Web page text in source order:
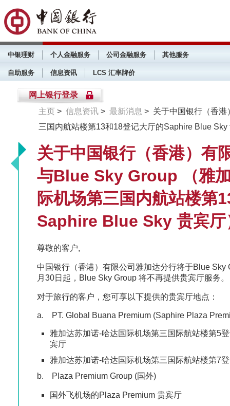
中银理财 个人金融服务 公司金融服务 其他服务
自助服务 信息资讯 LCS 汇率牌价
网上银行登录
主页 > 信息资讯 > 最新消息 > 关于中国银行（香港
三国内航站楼第13和18登记大厅的Saphire Blue
关于中国银行（香港）有
与Blue Sky Group （雅
际机场第三国内航站楼第
Saphire Blue Sky 贵宾厅
尊敬的客户,
中国银行（香港）有限公司雅加达分行将于Blue
月30日起，Blue Sky Group 将不再提供贵宾厅服务。
对于旅行的客户，您可享以下提供的贵宾厅地点：
a. PT. Global Buana Premium (Saphire Plaza
雅加达苏加诺-哈达国际机场第三国际航站楼第5
宾厅
雅加达苏加诺-哈达国际机场第三国际航站楼第7
b. Plaza Premium Group (国外)
国外飞机场的Plaza Premium 贵宾厅